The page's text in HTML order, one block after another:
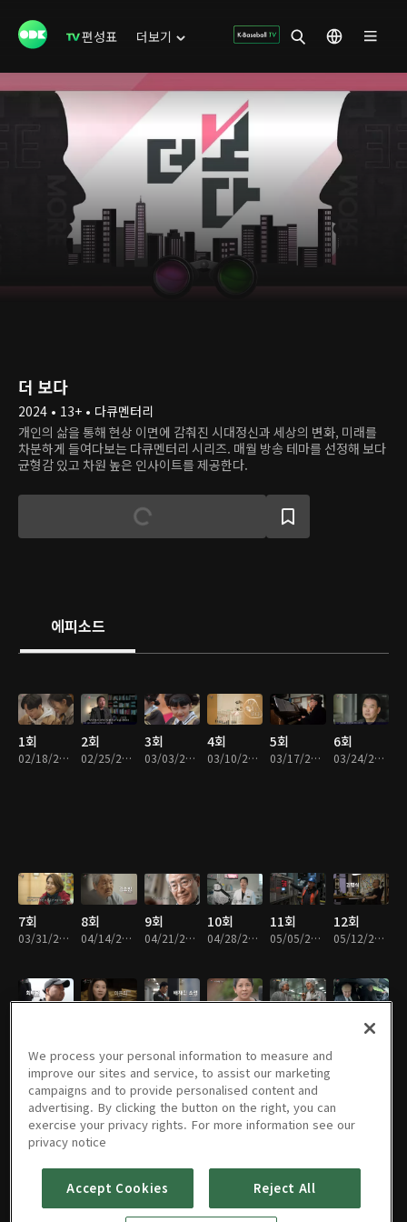
편성표 더보기
더 보다
2024 • 13+ • 다큐멘터리
개인의 삶을 통해 현상 이면에 감춰진 시대정신과 세상의 변화, 미래를
차분하게 들여다보는 다큐멘터리 시리즈. 매월 방송 테마를 선정해 보다
균형감 있고 차원 높은 인사이트를 제공한다.
에피소드
1회
02/18/2024 • 40분
2회
02/25/2024 • 40분
3회
03/03/2024 • 40분
4회
03/10/2024 • 39분
5회
03/17/2024 • 39분
6회
03/24/2024 • 39분
7회
03/31/2024 • 41분
8회
04/14/2024 • 39분
9회
04/21/2024 • 39분
10회
04/28/2024 • 41분
11회
05/05/2024 • 39분
12회
05/12/2024 • 39분
19회
07/07/2024 • 39분
20회 21회 22회 23회 24회
We process your personal information to measure and
improve our sites and service, to assist our marketing
campaigns and to provide personalised content and
advertising. By clicking the button on the right, you can
exercise your privacy rights. For more information see our
privacy notice
Accept Cookies Reject All